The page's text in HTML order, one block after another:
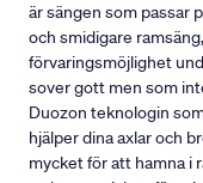
är sängen som passar
och smidigare
förvaringsmöjlighet
sover gott men som
Duozon teknologin
hjälper dina axlar och
mycket för att hamna i